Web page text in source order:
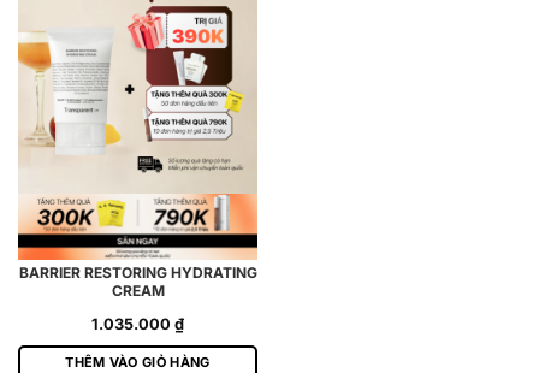
BARRIER RESTORING HYDRATING
CREAM
1.035.000 ₫
THÊM VÀO GIỎ HÀNG